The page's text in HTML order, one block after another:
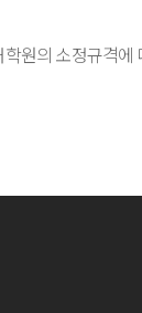
원의 소정규격